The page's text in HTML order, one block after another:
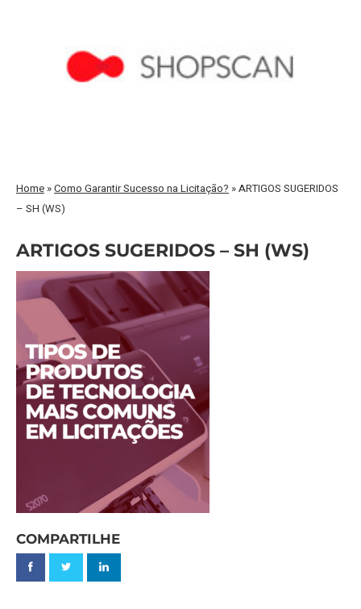
Home »Como Garantir Sucesso na Licitação? »ARTIGOS SUGERIDOS
– SH (WS)
ARTIGOS SUGERIDOS – SH (WS)
COMPARTILHE